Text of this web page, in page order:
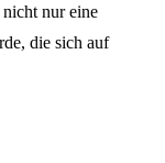
nur eine
die sich auf